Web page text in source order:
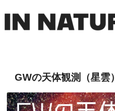
GWの天体観測（星雲）